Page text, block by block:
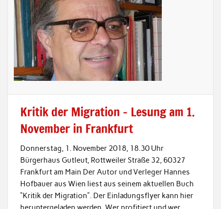
Kritik der Migration – Lesung am 1.
November in Frankfurt
Donnerstag, 1. November 2018, 18.30 Uhr
Bürgerhaus Gutleut, Rottweiler Straße 32, 60327
Frankfurt am Main Der Autor und Verleger Hannes
Hofbauer aus Wien liest aus seinem aktuellen Buch
“Kritik der Migration”. Der Einladungsflyer kann hier